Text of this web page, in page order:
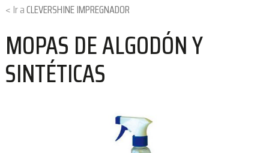
CLEVERSHINE IMPREGNADOR
MOPAS DE ALGODÓN Y
SINTÉTICAS